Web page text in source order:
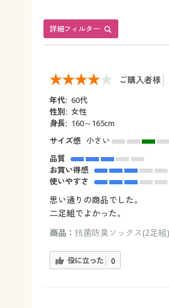
詳細フィルター
ご購入者様
年代: 60代
性別: 女性
身長: 160～165cm
サイズ感 小さい
品質
お買い得感
使いやすさ
思い通りの商品でした。
二足組でよかった。
商品： 抗菌防臭ソックス(2足
役に立った 0